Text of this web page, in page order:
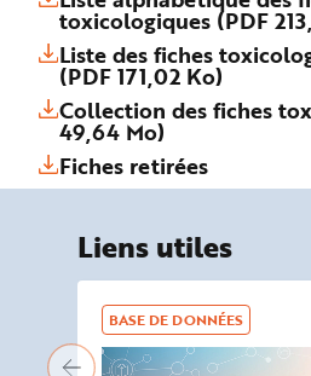
toxicologiques (PDF
Liste des fiches
(PDF 171,02 Ko)
Collection des fiches
49,64 Mo)
Fiches retirées
Liens utiles
BASE DE DONNÉES